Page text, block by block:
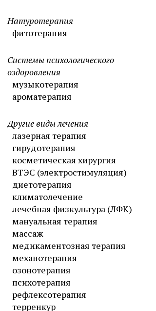
Натуротерапия
фитотерапия
Системы психологического
оздоровления
музыкотерапия
ароматерапия
Другие виды лечения
лазерная терапия
гирудотерапия
косметическая хирургия
ВТЭС (электростимуляция)
диетотерапия
климатолечение
лечебная физкультура (ЛФК)
мануальная терапия
массаж
медикаментозная терапия
механотерапия
озонотерапия
психотерапия
рефлексотерапия
терренкур